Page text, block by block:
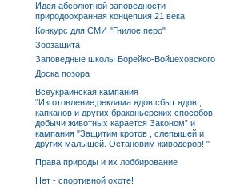
Идея абсолютной заповедности-
природоохранная концепция 21 века
Конкурс для СМИ "Гнилое перо"
Зоозащита
Заповедные школы Борейко-Войцеховского
Доска позора
Всеукраинская кампания
“Изготовление,реклама ядов,сбыт ядов ,
капканов и других браконьерских способов
добычи животных карается Законом” и
кампания "Защитим кротов , слепышей и
других малышей. Остановим живодеров! "
Права природы и их лоббирование
Нет - спортивной охоте!